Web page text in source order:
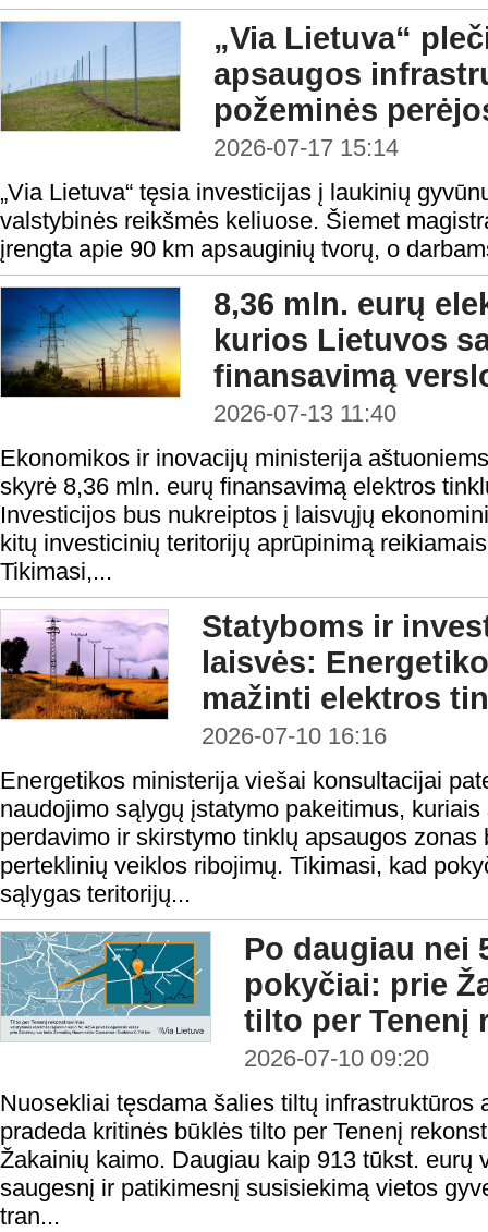
„Via Lietuva“
apsaugos
požeminės
2026-07-17 15:14
„Via Lietuva“ tęsia investicijas į laukinių
valstybinės reikšmės keliuose. Šiemet
įrengta apie 90 km apsauginių tvorų, o
8,36 mln. eurų
kurios Lietuvos
finansavimą
2026-07-13 11:40
Ekonomikos ir inovacijų ministerija
skyrė 8,36 mln. eurų finansavimą elektros
Investicijos bus nukreiptos į laisvųjų
kitų investicinių teritorijų aprūpinimą
Tikimasi,...
Statyboms ir
laisvės:
mažinti elektros
2026-07-10 16:16
Energetikos ministerija viešai konsultacijai
naudojimo sąlygų įstatymo pakeitimus,
perdavimo ir skirstymo tinklų apsaugos zonas
perteklinių veiklos ribojimų. Tikimasi, kad
sąlygas teritorijų...
Po daugiau nei
pokyčiai: prie
tilto per Tenenį
2026-07-10 09:20
Nuosekliai tęsdama šalies tiltų infrastruktūros
pradeda kritinės būklės tilto per Tenenį
Žakainių kaimo. Daugiau kaip 913 tūkst. eurų
saugesnį ir patikimesnį susisiekimą vietos
tran...